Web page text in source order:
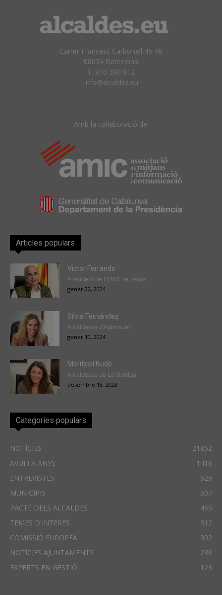
Carrer Francesc Carbonell 46-48
08034 Barcelona
T. 933 390 812
info@alcaldes.eu
Amb la col·laboració de:
Articles populars
Victor Ferrando
President de l'EMD de Jesús
gener 22, 2024
Sílvia Fernández
Alcaldessa d'Agramunt
gener 10, 2024
Meritxell Budó
Alcaldessa de La Garriga
desembre 18, 2023
Categories populars
NOTÍCIES
21852
AVUI FA ANYS
1418
ENTREVISTES
629
MUNICIPIS
507
PACTE DELS ALCALDES
455
TEMES D'INTERÈS
312
COMISSIÓ EUROPEA
302
NOTÍCIES AJUNTAMENTS
238
EXPERTS EN GESTIÓ
123